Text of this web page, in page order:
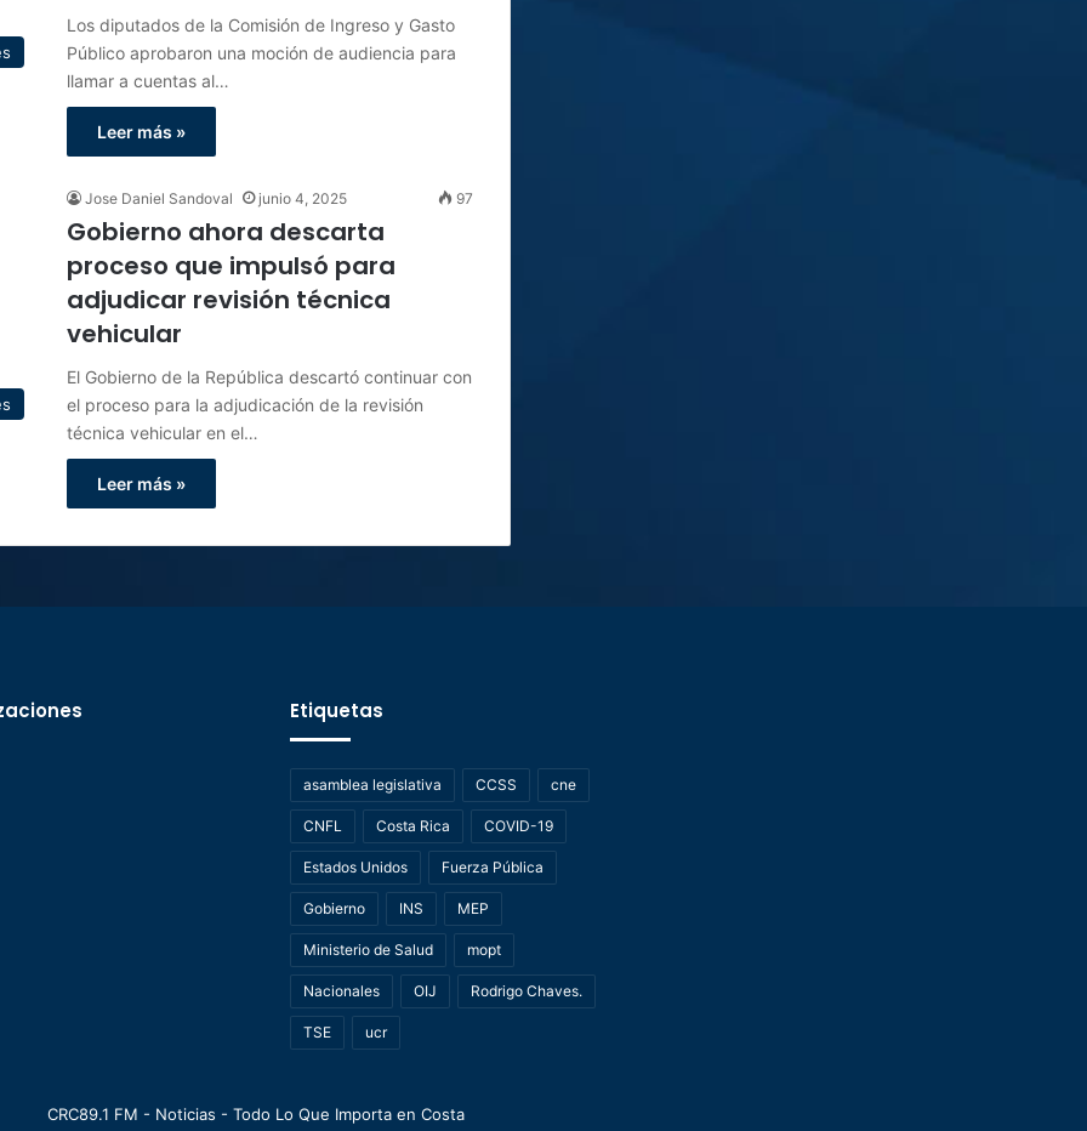
Los diputados de la Comisión de Ingreso y Gasto
Público aprobaron una moción de audiencia para
llamar a cuentas al…
Leer más »
Jose Daniel Sandoval junio 4, 2025 97
Gobierno ahora descarta
proceso que impulsó para
adjudicar revisión técnica
vehicular
El Gobierno de la República descartó continuar con
el proceso para la adjudicación de la revisión
técnica vehicular en el…
Leer más »
Etiquetas
asamblea legislativa CCSS cne
CNFL Costa Rica COVID-19
Estados Unidos Fuerza Pública
Gobierno INS MEP
Ministerio de Salud mopt
Nacionales OIJ Rodrigo Chaves.
TSE ucr
CRC89.1 FM - Noticias - Todo Lo Que Importa en Costa